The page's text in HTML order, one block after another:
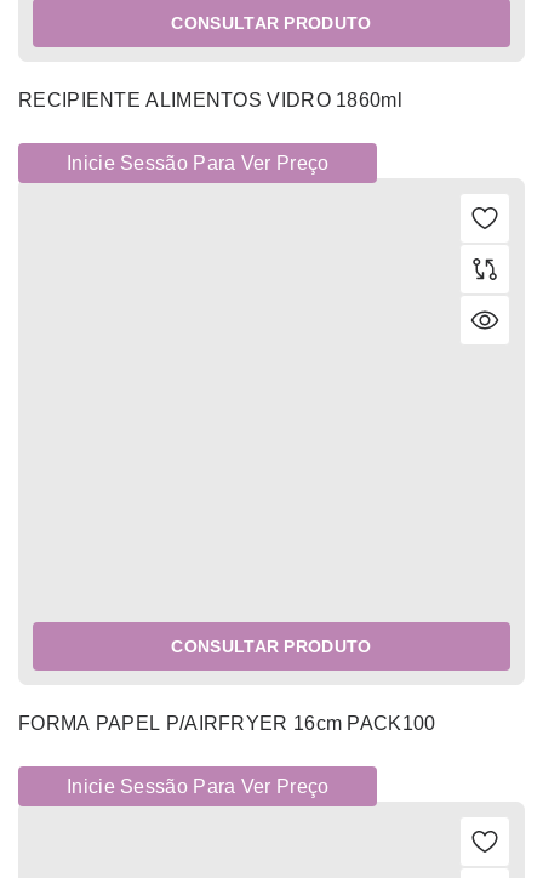
CONSULTAR PRODUTO
RECIPIENTE ALIMENTOS VIDRO 1860ml
Inicie Sessão Para Ver Preço
CONSULTAR PRODUTO
FORMA PAPEL P/AIRFRYER 16cm PACK100
Inicie Sessão Para Ver Preço